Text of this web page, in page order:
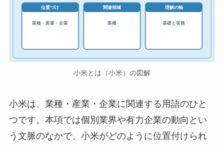
位置づけ
業種・産業・企業
関連領域
業種
理解の軸
基礎と実務
小米とは（小米）の図解
小米は、業種・産業・企業に関連する用語のひと
つです。本項では個別業界や有力企業の動向とい
う文脈のなかで、小米がどのように位置付けられ